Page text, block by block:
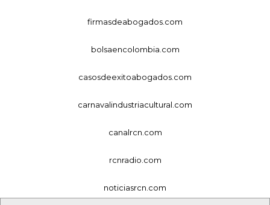
firmasdeabogados.com
bolsaencolombia.com
casosdeexitoabogados.com
carnavalindustriacultural.com
canalrcn.com
rcnradio.com
noticiasrcn.com